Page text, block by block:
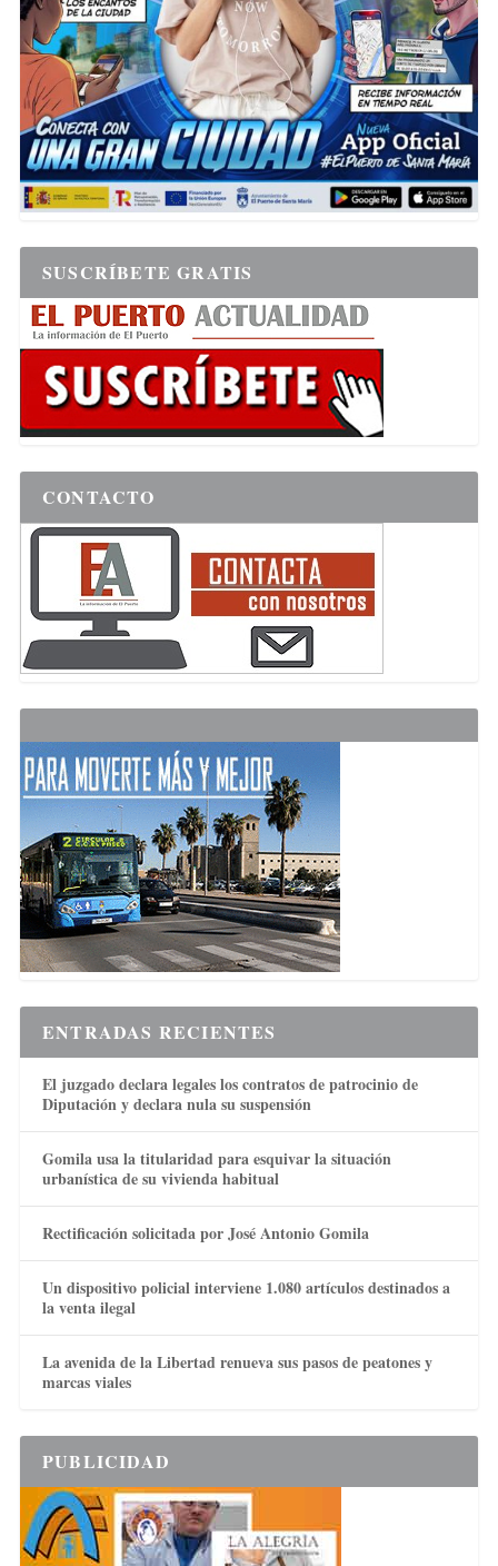
SUSCRÍBETE GRATIS
CONTACTO
ENTRADAS RECIENTES
El juzgado declara legales los contratos de patrocinio de
Diputación y declara nula su suspensión
Gomila usa la titularidad para esquivar la situación
urbanística de su vivienda habitual
Rectificación solicitada por José Antonio Gomila
Un dispositivo policial interviene 1.080 artículos destinados a
la venta ilegal
La avenida de la Libertad renueva sus pasos de peatones y
marcas viales
PUBLICIDAD